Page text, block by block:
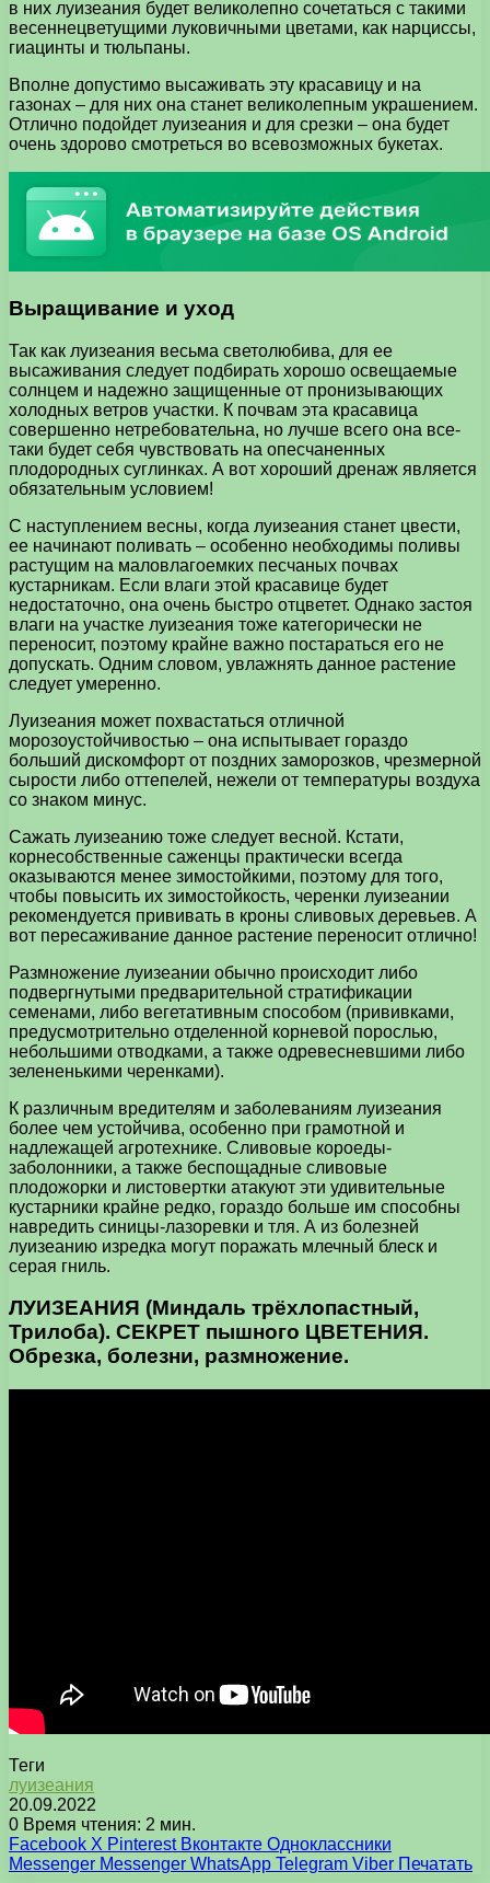
в них луизеания будет великолепно сочетаться с такими
весеннецветущими луковичными цветами, как нарциссы,
гиацинты и тюльпаны.
Вполне допустимо высаживать эту красавицу и на
газонах – для них она станет великолепным украшением.
Отлично подойдет луизеания и для срезки – она будет
очень здорово смотреться во всевозможных букетах.
Выращивание и уход
Так как луизеания весьма светолюбива, для ее
высаживания следует подбирать хорошо освещаемые
солнцем и надежно защищенные от пронизывающих
холодных ветров участки. К почвам эта красавица
совершенно нетребовательна, но лучше всего она все-
таки будет себя чувствовать на опесчаненных
плодородных суглинках. А вот хороший дренаж является
обязательным условием!
С наступлением весны, когда луизеания станет цвести,
ее начинают поливать – особенно необходимы поливы
растущим на маловлагоемких песчаных почвах
кустарникам. Если влаги этой красавице будет
недостаточно, она очень быстро отцветет. Однако застоя
влаги на участке луизеания тоже категорически не
переносит, поэтому крайне важно постараться его не
допускать. Одним словом, увлажнять данное растение
следует умеренно.
Луизеания может похвастаться отличной
морозоустойчивостью – она испытывает гораздо
больший дискомфорт от поздних заморозков, чрезмерной
сырости либо оттепелей, нежели от температуры воздуха
со знаком минус.
Сажать луизеанию тоже следует весной. Кстати,
корнесобственные саженцы практически всегда
оказываются менее зимостойкими, поэтому для того,
чтобы повысить их зимостойкость, черенки луизеании
рекомендуется прививать в кроны сливовых деревьев. А
вот пересаживание данное растение переносит отлично!
Размножение луизеании обычно происходит либо
подвергнутыми предварительной стратификации
семенами, либо вегетативным способом (прививками,
предусмотрительно отделенной корневой порослью,
небольшими отводками, а также одревесневшими либо
зелененькими черенками).
К различным вредителям и заболеваниям луизеания
более чем устойчива, особенно при грамотной и
надлежащей агротехнике. Сливовые короеды-
заболонники, а также беспощадные сливовые
плодожорки и листовертки атакуют эти удивительные
кустарники крайне редко, гораздо больше им способны
навредить синицы-лазоревки и тля. А из болезней
луизеанию изредка могут поражать млечный блеск и
серая гниль.
ЛУИЗЕАНИЯ (Миндаль трёхлопастный,
Трилоба). СЕКРЕТ пышного ЦВЕТЕНИЯ.
Обрезка, болезни, размножение.
Теги
луизеания
20.09.2022
0 Время чтения: 2 мин.
Facebook X Pinterest Вконтакте Одноклассники
Messenger Messenger WhatsApp Telegram Viber Печатать